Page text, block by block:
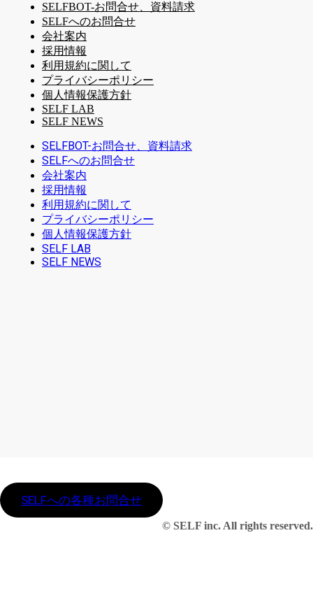
SELFBOT-お問合せ、資料請求
SELFへのお問合せ
会社案内
採用情報
利用規約に関して
プライバシーポリシー
個人情報保護方針
SELF LAB
SELF NEWS
SELFBOT-お問合せ、資料請求
SELFへのお問合せ
会社案内
採用情報
利用規約に関して
プライバシーポリシー
個人情報保護方針
SELF LAB
SELF NEWS
SELFへの各種お問合せ
© SELF inc. All rights reserved.